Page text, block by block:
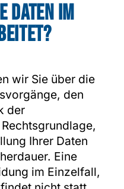
Daten im
wir Sie über die
den
der
Ihrer Daten
Eine
im Einzelfall,